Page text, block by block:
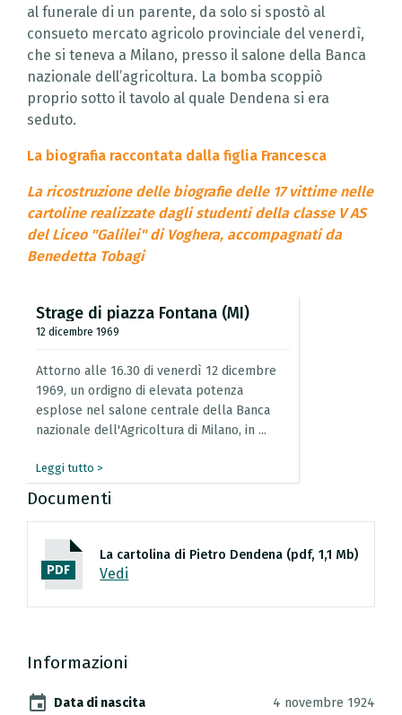
al funerale di un parente, da solo si spostò al
consueto mercato agricolo provinciale del venerdì,
che si teneva a Milano, presso il salone della Banca
nazionale dell’agricoltura. La bomba scoppiò
proprio sotto il tavolo al quale Dendena si era
seduto.
La biografia raccontata dalla figlia Francesca
La ricostruzione delle biografie delle 17 vittime nelle
cartoline realizzate dagli studenti della classe V AS
del Liceo "Galilei" di Voghera, accompagnati da
Benedetta Tobagi
Strage di piazza Fontana (MI)
12 dicembre 1969
Attorno alle 16.30 di venerdì 12 dicembre
1969, un ordigno di elevata potenza
esplose nel salone centrale della Banca
nazionale dell'Agricoltura di Milano, in ...
Leggi tutto >
Documenti
PDF
La cartolina di Pietro Dendena (pdf, 1,1 Mb)
Vedi
Informazioni
event Data di nascita 4 novembre 1924